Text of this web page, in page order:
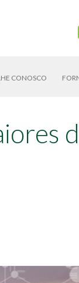
CONOSCO